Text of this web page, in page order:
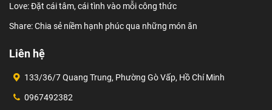
Love: Đặt cái tâm, cái tình vào mỗi công thức
Share: Chia sẻ niềm hạnh phúc qua những món ăn
Liên hệ
133/36/7 Quang Trung, Phường Gò Vấp, Hồ Chí Minh
0967492382